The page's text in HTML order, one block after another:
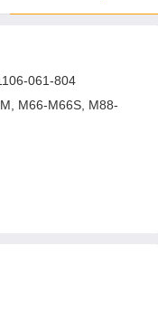
061-804
M66-M66S, M88-